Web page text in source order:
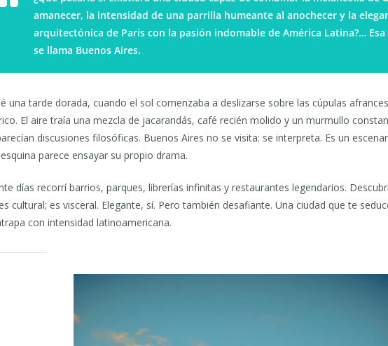
amanecer, la intensidad de una parrilla humeante al anochecer y la
arquitectónica de París con la pasión indomable de América Latina?…
se llama Buenos Aires.
una tarde dorada, cuando el sol comenzaba a deslizarse sobre las cúpulas
El aire traía una mezcla de jacarandás, café recién molido y un murmullo
discusiones filosóficas. Buenos Aires no se visita: se interpreta. Es un
parece ensayar su propio drama.
días recorrí barrios, parques, librerías infinitas y restaurantes legendarios.
cultural; es visceral. Elegante, sí. Pero también desafiante. Una ciudad que te
con intensidad latinoamericana.